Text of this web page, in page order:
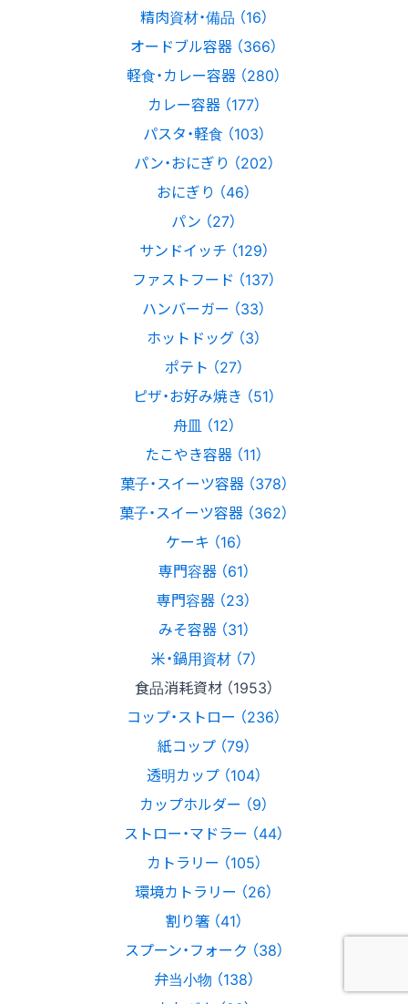
精肉資材・備品 （16）
オードブル容器 （366）
軽食・カレー容器 （280）
カレー容器 （177）
パスタ・軽食 （103）
パン・おにぎり （202）
おにぎり （46）
パン （27）
サンドイッチ （129）
ファストフード （137）
ハンバーガー （33）
ホットドッグ （3）
ポテト （27）
ピザ・お好み焼き （51）
舟皿 （12）
たこやき容器 （11）
菓子・スイーツ容器 （378）
菓子・スイーツ容器 （362）
ケーキ （16）
専門容器 （61）
専門容器 （23）
みそ容器 （31）
米・鍋用資材 （7）
食品消耗資材 （1953）
コップ・ストロー （236）
紙コップ （79）
透明カップ （104）
カップホルダー （9）
ストロー・マドラー （44）
カトラリー （105）
環境カトラリー （26）
割り箸 （41）
スプーン・フォーク （38）
弁当小物 （138）